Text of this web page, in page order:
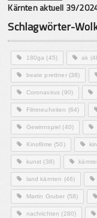
Kärnten aktuell 39/
Schlagwörter-
180ga (45) ak
beate prettner(38)
Coronavirus (90)
Filmneuheiten (64)
Gewinnspiel (40)
Kinofilme (50)
kunst (38)
land kärnten (46)
Martin Gruber (58)
nachrichten (280)